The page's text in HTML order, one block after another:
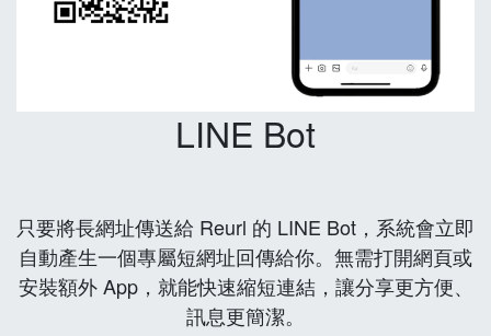
LINE Bot
只要將長網址傳送給 Reurl 的 LINE Bot，系統會立即
自動產生一個專屬短網址回傳給你。無需打開網頁或
安裝額外 App，就能快速縮短連結，讓分享更方便、
訊息更簡潔。